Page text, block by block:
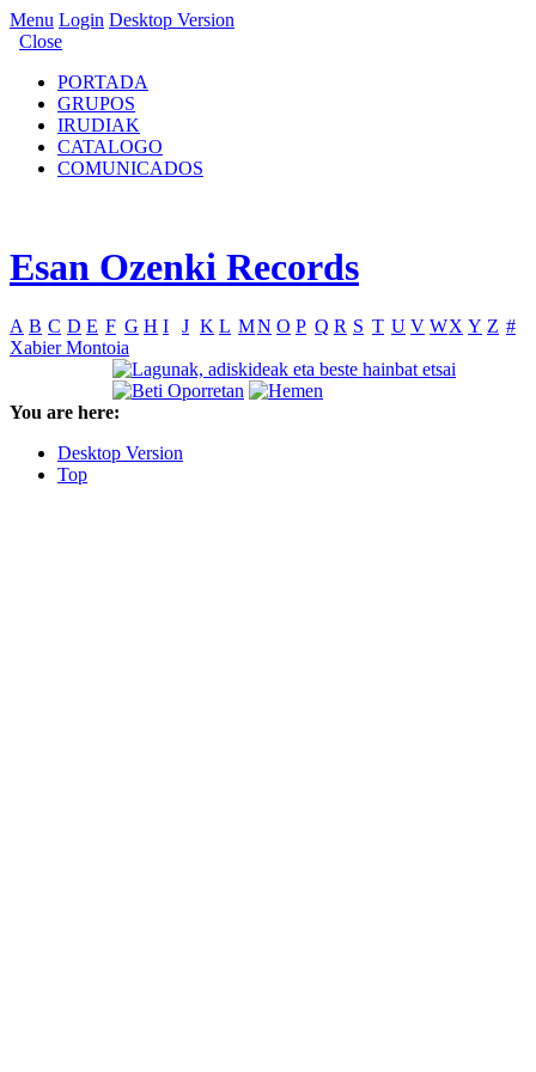
Menu Login Desktop Version
Close
PORTADA
GRUPOS
IRUDIAK
CATALOGO
COMUNICADOS
Esan Ozenki Records
A B C D E F G H I J K L MN O P Q R S T U V WX Y Z #
Xabier Montoia
You are here:
Desktop Version
Top